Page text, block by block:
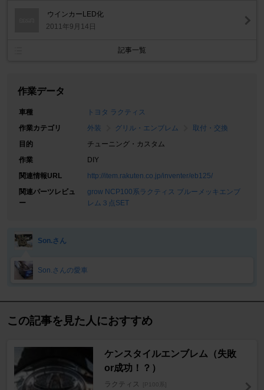
ウインカーLED化
2011年9月14日
記事一覧
作業データ
車種
トヨタ ラクティス
作業カテゴリ
外装 グリル・エンブレム
取付・交換
目的
チューニング・カスタム
作業
DIY
関連情報URL
http://item.rakuten.co.jp/inventer/eb125/
関連パーツレビュ
ー
grow NCP100系ラクティス ブルーメッキエンブ
レム３点SET
Son.さん
Son.さんの愛車
この記事を見た人におすすめ
ケンスタイルエンブレム（失敗
or成功！？）
ラクティス [P100系]